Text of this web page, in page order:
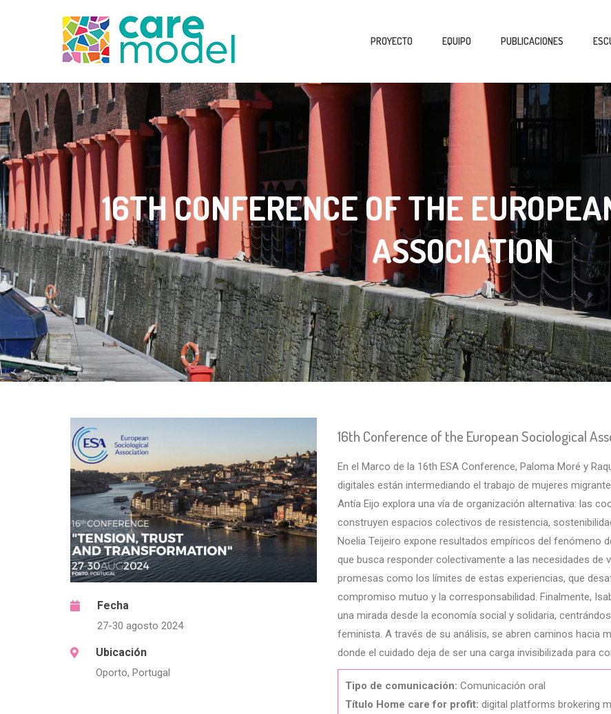
PROYECTO EQUIPO PUBLICACIONES
16TH CONFERENCE OF THE
ASSOCIATION
Fecha
27-30 agosto 2024
Ubicación
Oporto, Portugal
16th Conference of the European Sociological
En el Marco de la 16th ESA Conference, Paloma Moré y
digitales están intermediando el trabajo de mujeres
Antía Eijo explora una vía de organización alternativa: las
construyen espacios colectivos de resistencia,
Noelia Teijeiro expone resultados empíricos del fenómeno
que busca responder colectivamente a las necesidades de
promesas como los límites de estas experiencias, que
compromiso mutuo y la corresponsabilidad. Finalmente,
una mirada desde la economía social y solidaria,
feminista. A través de su análisis, se abren caminos hacia
donde el cuidado deja de ser una carga invisibilizada para
Tipo de comunicación: Comunicación oral
Título Home care for profit: digital platforms brokering